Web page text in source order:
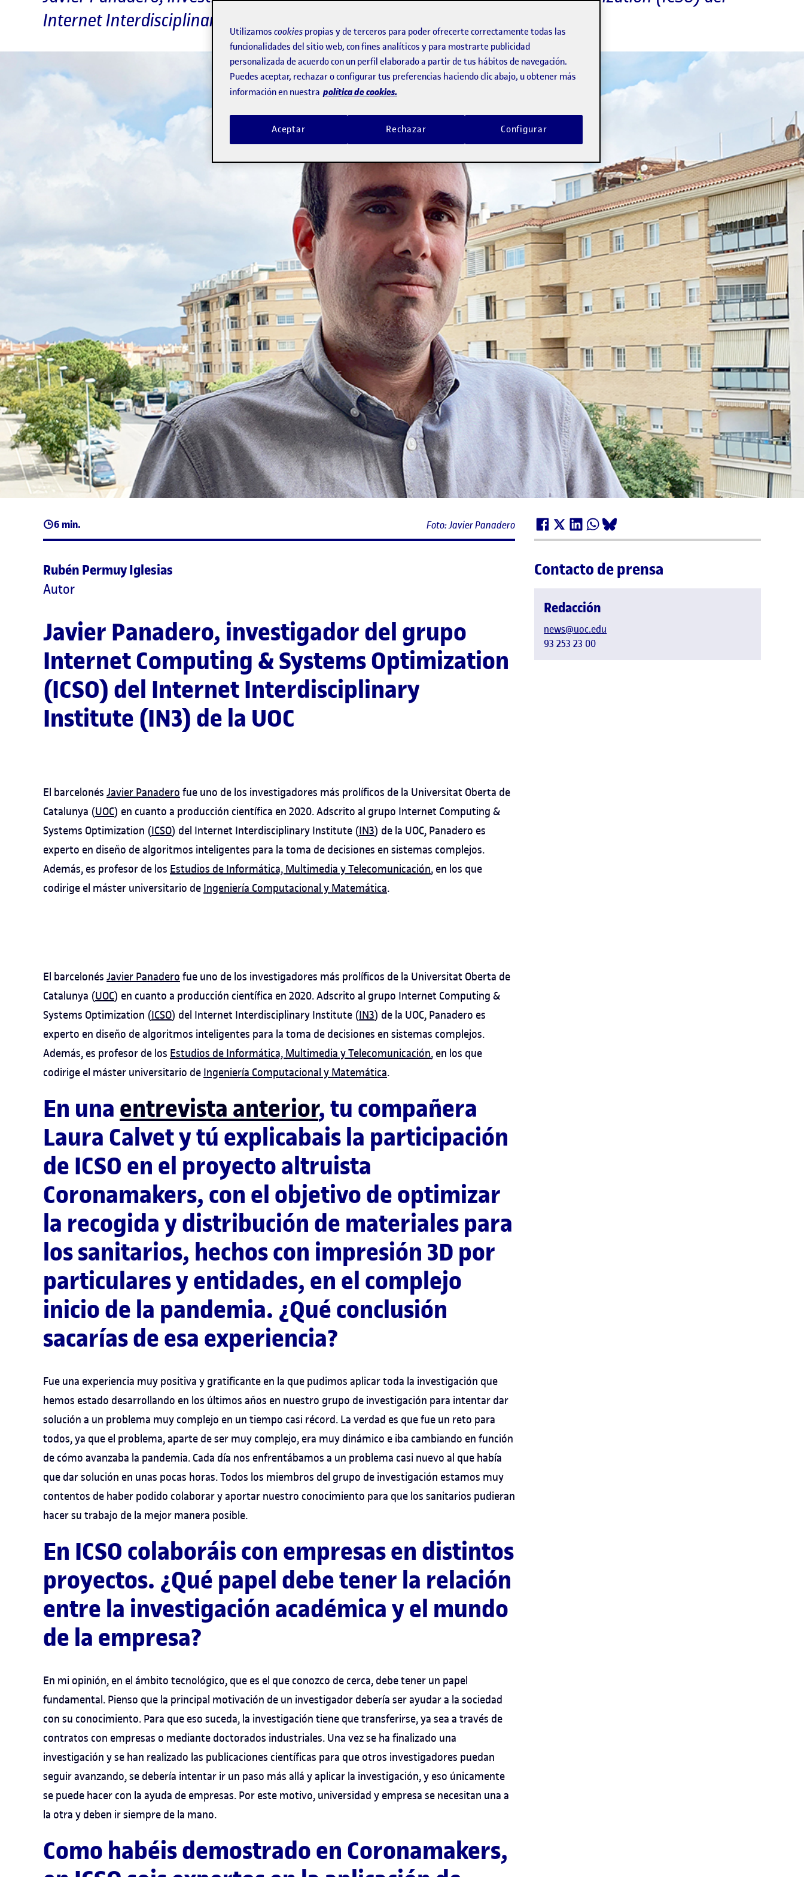
Internet Interdisciplinary Institute (IN3) de la UOC
6 min. Foto: Javier Panadero
Rubén Permuy Iglesias
Autor
Javier Panadero, investigador del grupo
Internet Computing & Systems Optimization
(ICSO) del Internet Interdisciplinary
Institute (IN3) de la UOC
El barcelonés Javier Panadero fue uno de los investigadores más prolíficos de la Universitat Oberta de
Catalunya (UOC) en cuanto a producción científica en 2020. Adscrito al grupo Internet Computing &
Systems Optimization (ICSO) del Internet Interdisciplinary Institute (IN3) de la UOC, Panadero es
experto en diseño de algoritmos inteligentes para la toma de decisiones en sistemas complejos.
Además, es profesor de los Estudios de Informática, Multimedia y Telecomunicación, en los que
codirige el máster universitario de Ingeniería Computacional y Matemática.
El barcelonés Javier Panadero fue uno de los investigadores más prolíficos de la Universitat Oberta de
Catalunya (UOC) en cuanto a producción científica en 2020. Adscrito al grupo Internet Computing &
Systems Optimization (ICSO) del Internet Interdisciplinary Institute (IN3) de la UOC, Panadero es
experto en diseño de algoritmos inteligentes para la toma de decisiones en sistemas complejos.
Además, es profesor de los Estudios de Informática, Multimedia y Telecomunicación, en los que
codirige el máster universitario de Ingeniería Computacional y Matemática.
En una entrevista anterior, tu compañera
Laura Calvet y tú explicabais la participación
de ICSO en el proyecto altruista
Coronamakers, con el objetivo de optimizar
la recogida y distribución de materiales para
los sanitarios, hechos con impresión 3D por
particulares y entidades, en el complejo
inicio de la pandemia. ¿Qué conclusión
sacarías de esa experiencia?
Fue una experiencia muy positiva y gratificante en la que pudimos aplicar toda la investigación que
hemos estado desarrollando en los últimos años en nuestro grupo de investigación para intentar dar
solución a un problema muy complejo en un tiempo casi récord. La verdad es que fue un reto para
todos, ya que el problema, aparte de ser muy complejo, era muy dinámico e iba cambiando en función
de cómo avanzaba la pandemia. Cada día nos enfrentábamos a un problema casi nuevo al que había
que dar solución en unas pocas horas. Todos los miembros del grupo de investigación estamos muy
contentos de haber podido colaborar y aportar nuestro conocimiento para que los sanitarios pudieran
hacer su trabajo de la mejor manera posible.
En ICSO colaboráis con empresas en distintos
proyectos. ¿Qué papel debe tener la relación
entre la investigación académica y el mundo
de la empresa?
En mi opinión, en el ámbito tecnológico, que es el que conozco de cerca, debe tener un papel
fundamental. Pienso que la principal motivación de un investigador debería ser ayudar a la sociedad
con su conocimiento. Para que eso suceda, la investigación tiene que transferirse, ya sea a través de
contratos con empresas o mediante doctorados industriales. Una vez se ha finalizado una
investigación y se han realizado las publicaciones científicas para que otros investigadores puedan
seguir avanzando, se debería intentar ir un paso más allá y aplicar la investigación, y eso únicamente
se puede hacer con la ayuda de empresas. Por este motivo, universidad y empresa se necesitan una a
la otra y deben ir siempre de la mano.
Como habéis demostrado en Coronamakers,
Contacto de prensa
Redacción
news@uoc.edu
93 253 23 00
Utilizamos cookies propias y de terceros para poder ofrecerte correctamente todas las
funcionalidades del sitio web, con fines analíticos y para mostrarte publicidad
personalizada de acuerdo con un perfil elaborado a partir de tus hábitos de navegación.
Puedes aceptar, rechazar o configurar tus preferencias haciendo clic abajo, u obtener más
información en nuestra política de cookies.
Rechazar
Aceptar Configurar